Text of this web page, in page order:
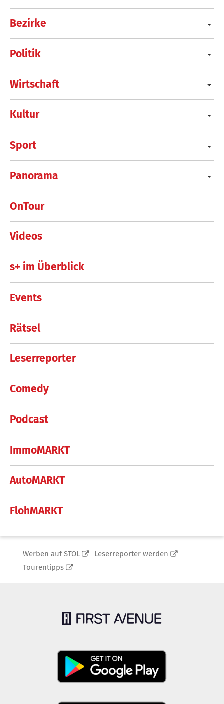
Bezirke
Politik
Wirtschaft
Kultur
Sport
Panorama
OnTour
Videos
s+ im Überblick
Events
Rätsel
Leserreporter
Comedy
Podcast
ImmoMARKT
AutoMARKT
FlohMARKT
Werben auf STOL
Leserreporter werden
Tourentipps